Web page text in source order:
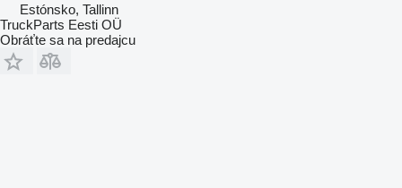
Estónsko, Tallinn
TruckParts Eesti OÜ
Obráťte sa na predajcu